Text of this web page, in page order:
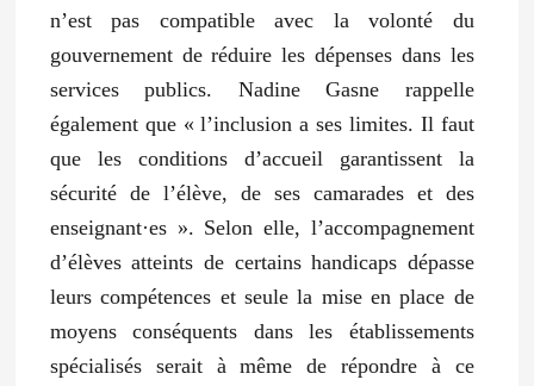
n’est pas compatible avec la volonté du
gouvernement de réduire les dépenses dans les
services publics. Nadine Gasne rappelle
également que « l’inclusion a ses limites. Il faut
que les conditions d’accueil garantissent la
sécurité de l’élève, de ses camarades et des
enseignant·es ». Selon elle, l’accompagnement
d’élèves atteints de certains handicaps dépasse
leurs compétences et seule la mise en place de
moyens conséquents dans les établissements
spécialisés serait à même de répondre à ce